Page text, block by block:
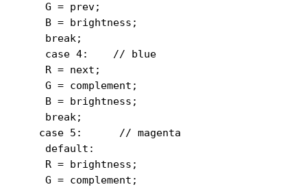
    G = prev;
    B = brightness;
    break;
    case 4:    // blue
    R = next;
    G = complement;
    B = brightness;
    break;
   case 5:      // magenta
    default:
    R = brightness;
    G = complement;